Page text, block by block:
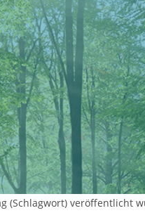
(Schlagwort) veröffentlicht